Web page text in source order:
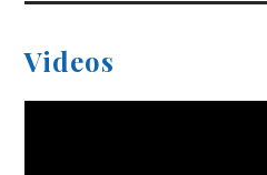
Videos